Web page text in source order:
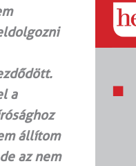
a
állítom
az nem